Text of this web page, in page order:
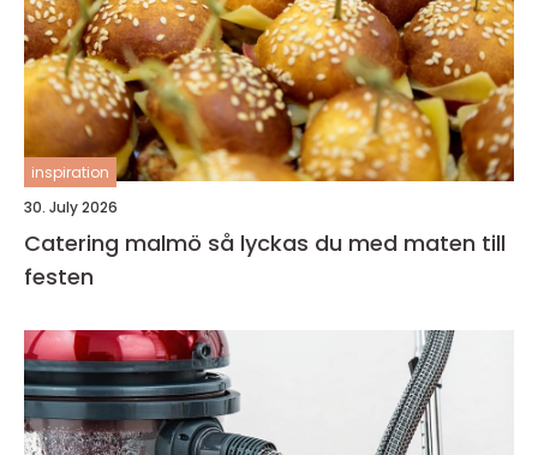
inspiration
30. July 2026
Catering malmö så lyckas du med maten till
festen